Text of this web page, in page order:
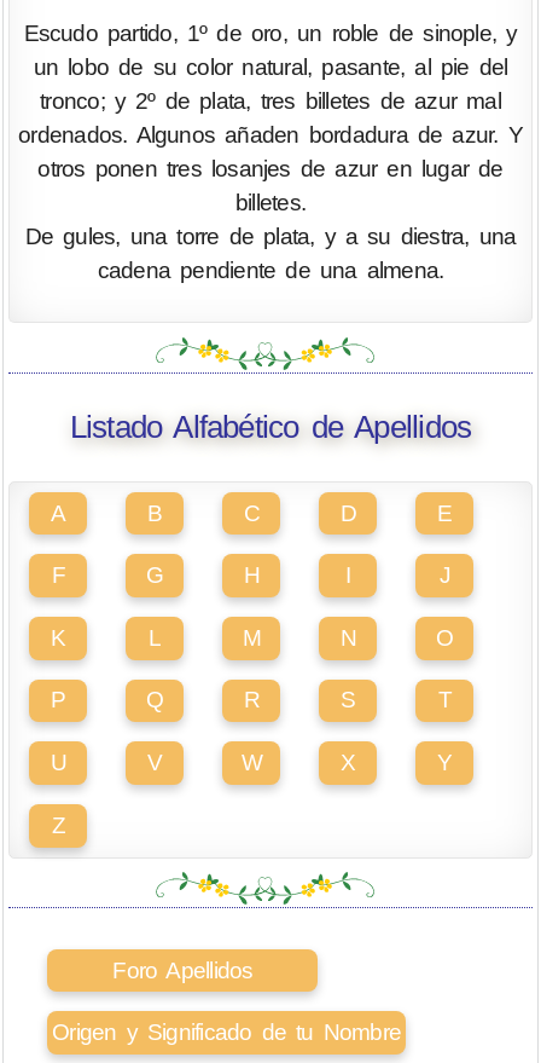
Escudo partido, 1º de oro, un roble de sinople, y
un lobo de su color natural, pasante, al pie del
tronco; y 2º de plata, tres billetes de azur mal
ordenados. Algunos añaden bordadura de azur. Y
otros ponen tres losanjes de azur en lugar de
billetes.
De gules, una torre de plata, y a su diestra, una
cadena pendiente de una almena.
Listado Alfabético de Apellidos
A B C D E
F G H I J
K L M N O
P Q R S T
U V W X Y
Z
Foro Apellidos
Origen y Significado de tu Nombre